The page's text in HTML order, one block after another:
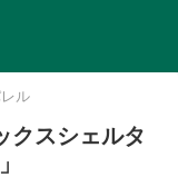
ル
クスシェルタ